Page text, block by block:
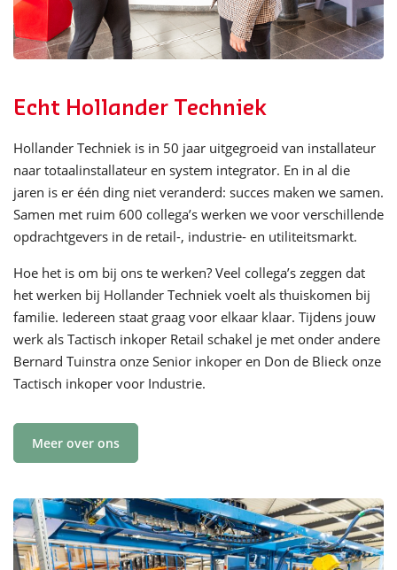
Echt Hollander Techniek
Hollander Techniek is in 50 jaar uitgegroeid van installateur
naar totaalinstallateur en system integrator. En in al die
jaren is er één ding niet veranderd: succes maken we samen.
Samen met ruim 600 collega’s werken we voor verschillende
opdrachtgevers in de retail-, industrie- en utiliteitsmarkt.
Hoe het is om bij ons te werken? Veel collega’s zeggen dat
het werken bij Hollander Techniek voelt als thuiskomen bij
familie. Iedereen staat graag voor elkaar klaar. Tijdens jouw
werk als Tactisch inkoper Retail schakel je met onder andere
Bernard Tuinstra onze Senior inkoper en Don de Blieck onze
Tactisch inkoper voor Industrie.
Meer over ons